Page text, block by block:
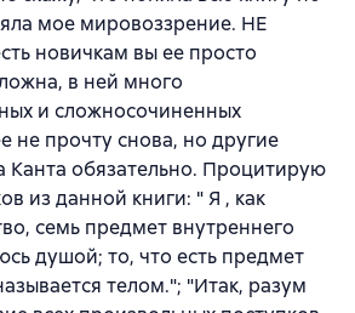
мое мировоззрение. НЕ
новичкам вы ее просто
в ней много
и сложносочиненных
не прочту снова, но другие
обязательно. Процитирую
из данной книги: " Я , как
семь предмет внутреннего
душой; то, что есть предмет
телом."; "Итак, разум